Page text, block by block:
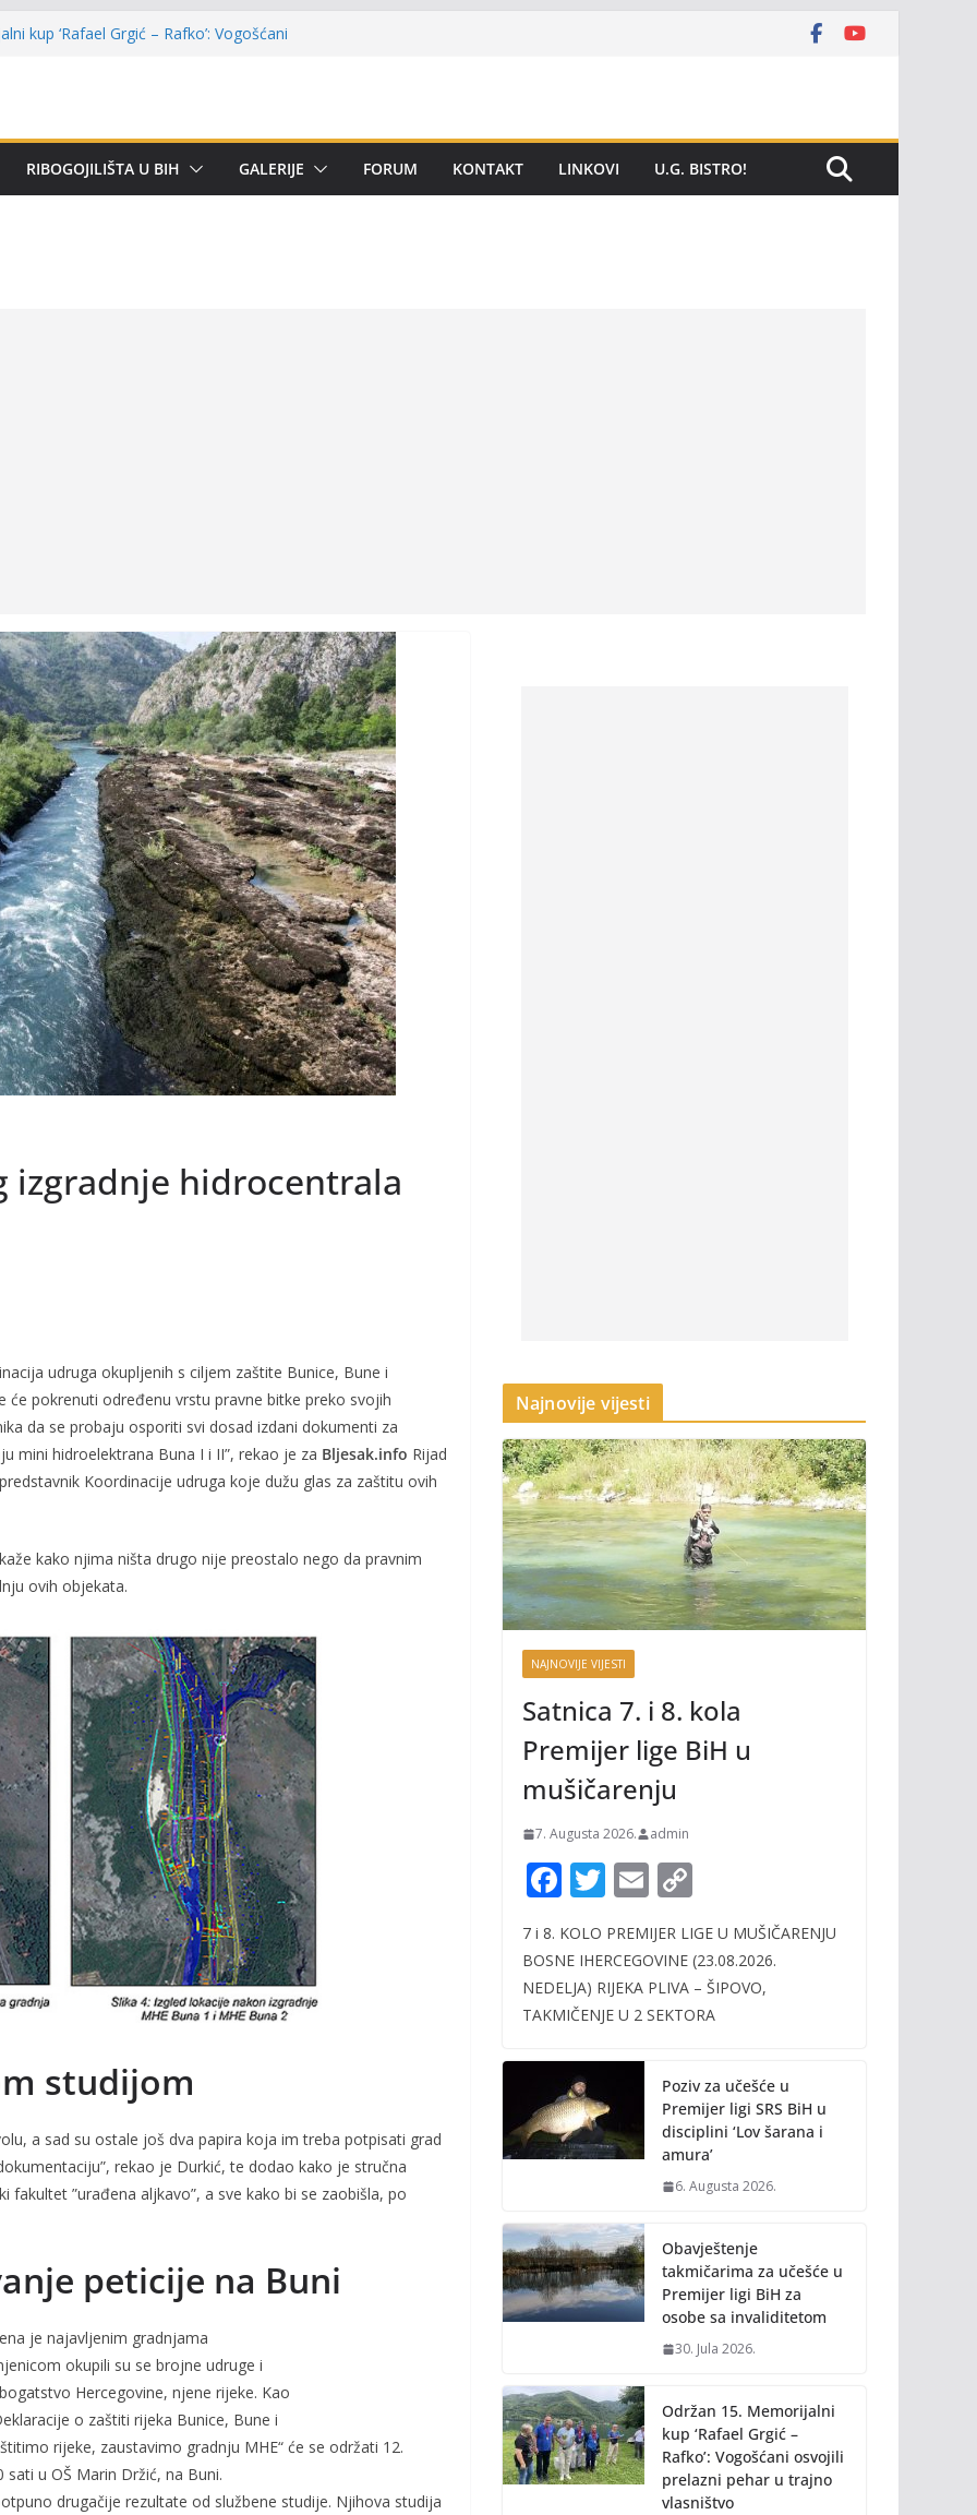
kup ‘Rafael Grgić – Rafko’: Vogošćani
ligi SRS BiH u disciplini ‘Lov šarana
RIBOGOJILIŠTA U BIH GALERIJE FORUM KONTAKT LINKOVI U.G. BISTRO!
izgradnje hidrocentrala
udruga okupljenih s ciljem zaštite Bunice, Bune i
će pokrenuti određenu vrstu pravne bitke preko svojih
da se probaju osporiti svi dosad izdani dokumenti za
mini hidroelektrana Buna I i II”, rekao je za Bljesak.info Rijad
Koordinacije udruga koje dužu glas za zaštitu ovih
kako njima ništa drugo nije preostalo nego da pravnim
ovih objekata.
studijom
a sad su ostale još dva papira koja im treba potpisati grad
rekao je Durkić, te dodao kako je stručna
”urađena aljkavo”, a sve kako bi se zaobišla, po
peticije na Buni
je najavljenim gradnjama
okupili su se brojne udruge i
Hercegovine, njene rijeke. Kao
o zaštiti rijeka Bunice, Bune i
rijeke, zaustavimo gradnju MHE“ će se održati 12.
u OŠ Marin Držić, na Buni.
drugačije rezultate od službene studije. Njihova studija
Najnovije vijesti
NAJNOVIJE VIJESTI
Satnica 7. i 8. kola
Premijer lige BiH u
mušičarenju
7. Augusta 2026. admin
F
e
b
o
o
k
T
itt
er
E
ai
l
p
y
Li
k
7 i 8. KOLO PREMIJER LIGE U MUŠIČARENJU
BOSNE IHERCEGOVINE (23.08.2026.
NEDELJA) RIJEKA PLIVA – ŠIPOVO,
TAKMIČENJE U 2 SEKTORA
Poziv za učešće u
Premijer ligi SRS BiH u
disciplini ‘Lov šarana i
amura’
6. Augusta 2026.
Obavještenje
takmičarima za učešće u
Premijer ligi BiH za
osobe sa invaliditetom
30. Jula 2026.
Održan 15. Memorijalni
kup ‘Rafael Grgić –
Rafko’: Vogošćani osvojili
prelazni pehar u trajno
vlasništvo